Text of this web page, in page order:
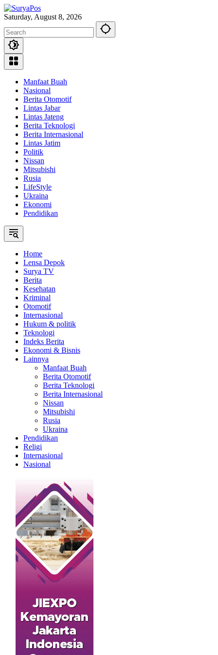
Skip
to
Saturday, August 8, 2026
Manfaat Buah
Nasional
Berita Otomotif
Lintas Jabar
Lintas Jateng
Berita Teknologi
Berita Internasional
Lintas Jatim
Politik
Nissan
Mitsubishi
Rusia
LifeStyle
Ukraina
Ekonomi
Pendidikan
Home
Lensa Depok
Surya TV
Berita
Kesehatan
Kriminal
Otomotif
Internasional
Hukum & politik
Teknologi
Indeks Berita
Ekonomi & Bisnis
Lainnya
Manfaat Buah
Berita Otomotif
Berita Teknologi
Berita Internasional
Nissan
Mitsubishi
Rusia
Ukraina
Pendidikan
Religi
Internasional
Nasional